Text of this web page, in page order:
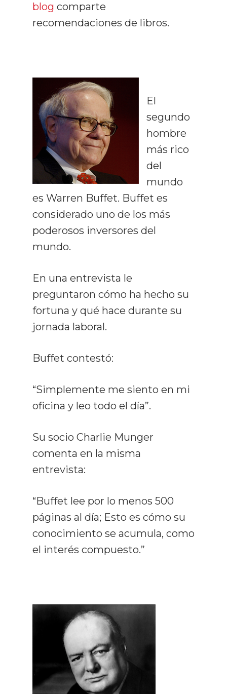
blog comparte
recomendaciones de libros.
El
segundo
hombre
más rico
del
mundo
es Warren Buffet. Buffet es
considerado uno de los más
poderosos inversores del
mundo.
En una entrevista le
preguntaron cómo ha hecho su
fortuna y qué hace durante su
jornada laboral.
Buffet contestó:
“Simplemente me siento en mi
oficina y leo todo el día”.
Su socio Charlie Munger
comenta en la misma
entrevista:
“Buffet lee por lo menos 500
páginas al día; Esto es cómo su
conocimiento se acumula, como
el interés compuesto.”